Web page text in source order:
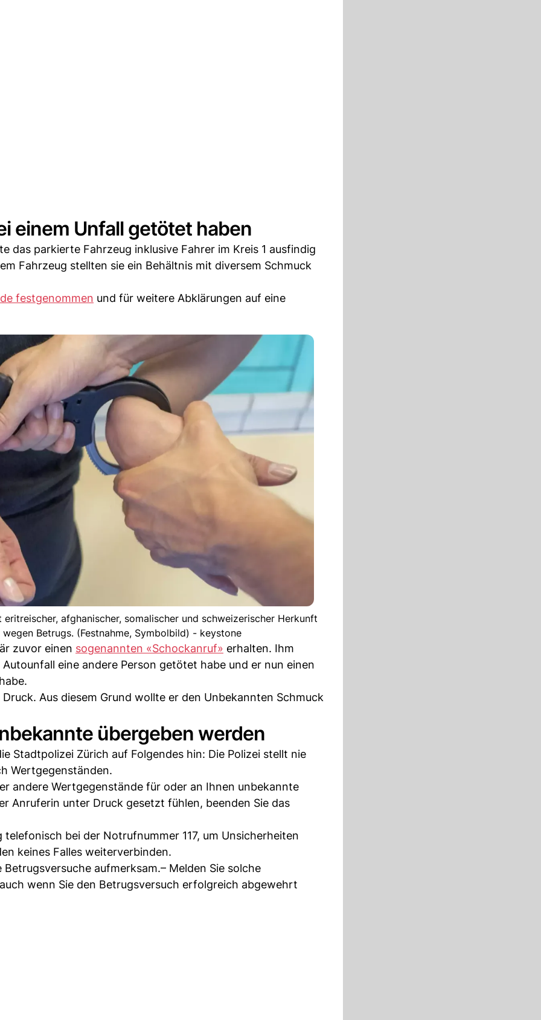
einem Unfall getötet haben
das parkierte Fahrzeug inklusive Fahrer im Kreis 1 ausfindig
Fahrzeug stellten sie ein Behältnis mit diversem Schmuck
festgenommen und für weitere Abklärungen auf eine
afghanischer, somalischer und schweizerischer Herkunft
Betrugs. (Festnahme, Symbolbild) - keystone
zuvor einen sogenannten «Schockanruf» erhalten. Ihm
eine andere Person getötet habe und er nun einen
Aus diesem Grund wollte er den Unbekannten Schmuck
übergeben werden
Stadtpolizei Zürich auf Folgendes hin: Die Polizei stellt nie
Wertgegenständen.
andere Wertgegenstände für oder an Ihnen unbekannte
Anruferin unter Druck gesetzt fühlen, beenden Sie das
bei der Notrufnummer 117, um Unsicherheiten
keines Falles weiterverbinden.
aufmerksam.– Melden Sie solche
wenn Sie den Betrugsversuch erfolgreich abgewehrt